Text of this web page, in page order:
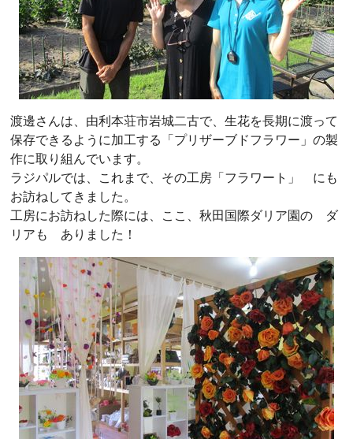
渡邊さんは、由利本荘市岩城二古で、生花を長期に渡って
保存できるように加工する「プリザーブドフラワー」の製
作に取り組んでいます。
ラジパルでは、これまで、その工房「フラワート」 にも
お訪ねしてきました。
工房にお訪ねした際には、ここ、秋田国際ダリア園の ダ
リアも ありました！